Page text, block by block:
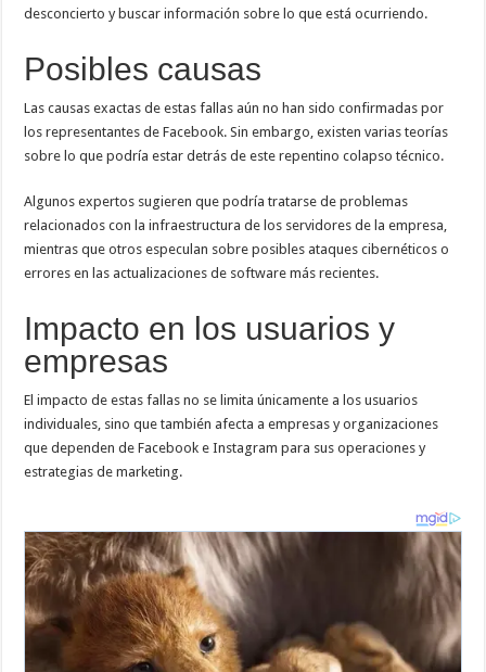
desconcierto y buscar información sobre lo que está ocurriendo.
Posibles causas
Las causas exactas de estas fallas aún no han sido confirmadas por
los representantes de Facebook. Sin embargo, existen varias teorías
sobre lo que podría estar detrás de este repentino colapso técnico.
Algunos expertos sugieren que podría tratarse de problemas
relacionados con la infraestructura de los servidores de la empresa,
mientras que otros especulan sobre posibles ataques cibernéticos o
errores en las actualizaciones de software más recientes.
Impacto en los usuarios y
empresas
El impacto de estas fallas no se limita únicamente a los usuarios
individuales, sino que también afecta a empresas y organizaciones
que dependen de Facebook e Instagram para sus operaciones y
estrategias de marketing.